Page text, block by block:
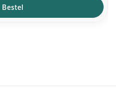
Bestel